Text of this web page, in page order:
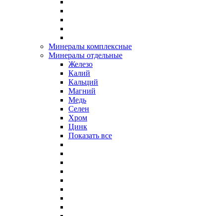
Минералы комплексные
Минералы отдельные
Железо
Калий
Кальций
Магний
Медь
Селен
Хром
Цинк
Показать все